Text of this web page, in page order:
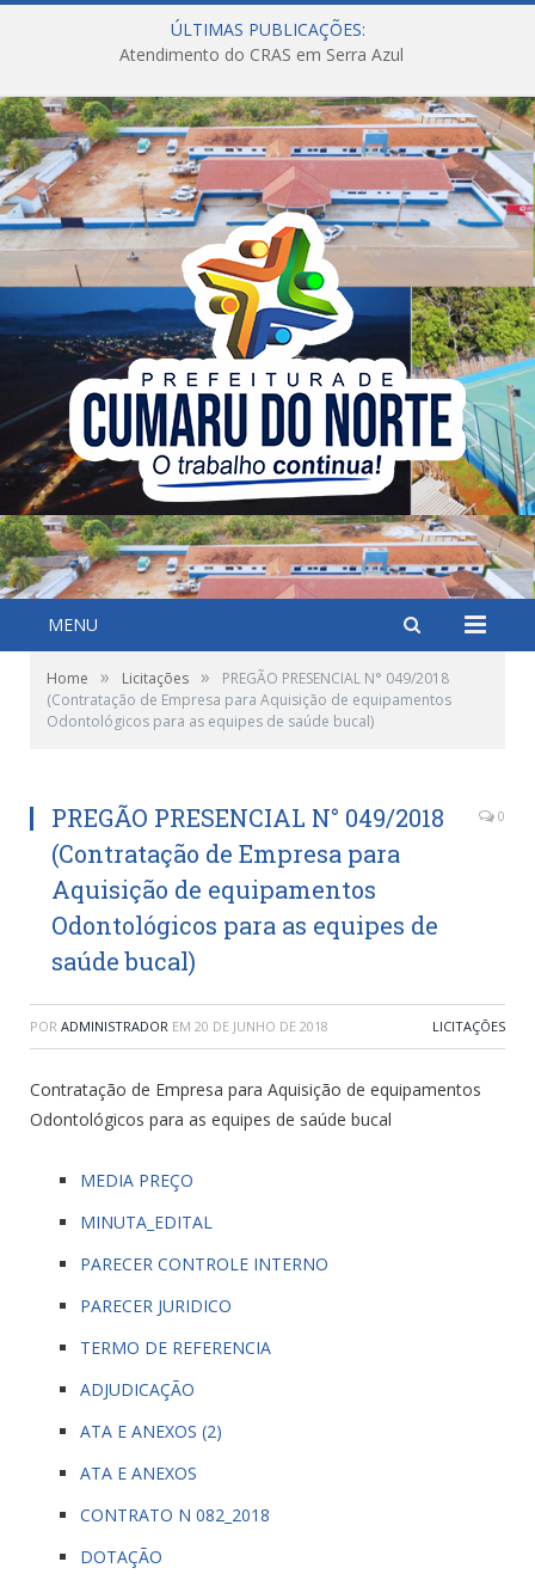
ÚLTIMAS PUBLICAÇÕES:
Atendimento do CRAS em Serra Azul
MENU
Home » Licitações »
PREGÃO PRESENCIAL N° 049/2018
(Contratação de Empresa para Aquisição de equipamentos
Odontológicos para as equipes de saúde bucal)
PREGÃO PRESENCIAL N° 049/2018
(Contratação de Empresa para
Aquisição de equipamentos
Odontológicos para as equipes de
saúde bucal)
0
POR ADMINISTRADOR EM 20 DE JUNHO DE 2018 LICITAÇÕES
Contratação de Empresa para Aquisição de equipamentos
Odontológicos para as equipes de saúde bucal
MEDIA PREÇO
MINUTA_EDITAL
PARECER CONTROLE INTERNO
PARECER JURIDICO
TERMO DE REFERENCIA
ADJUDICAÇÃO
ATA E ANEXOS (2)
ATA E ANEXOS
CONTRATO N 082_2018
DOTAÇÃO